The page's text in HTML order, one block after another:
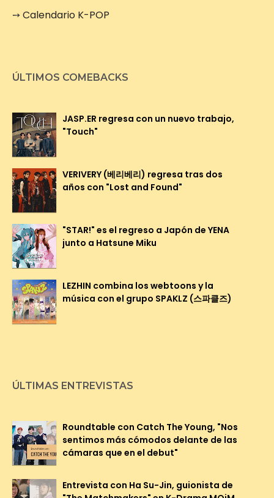
➙Calendario K-POP
ÚLTIMOS COMEBACKS
JASP.ER regresa con un nuevo trabajo,
"Touch"
VERIVERY (베리베리) regresa tras dos
años con "Lost and Found"
"STAR!" es el regreso a Japón de YENA
junto a Hatsune Miku
LEZHIN combina los webtoons y la
música con el grupo SPAKLZ (스파클즈)
ÚLTIMAS ENTREVISTAS
Roundtable con Catch The Young, "Nos
sentimos más cómodos delante de las
cámaras que en el debut"
Entrevista con Ha Su-Jin, guionista de